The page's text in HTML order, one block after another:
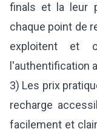
finals et la leur
chaque point de
exploitent et
l'authentification
3) Les prix
recharge
facilement et